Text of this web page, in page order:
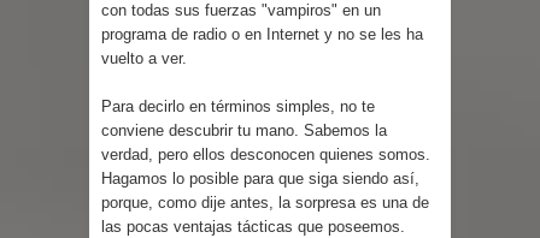
con todas sus fuerzas "vampiros" en un
programa de radio o en Internet y no se les ha
vuelto a ver.
Para decirlo en términos simples, no te
conviene descubrir tu mano. Sabemos la
verdad, pero ellos desconocen quienes somos.
Hagamos lo posible para que siga siendo así,
porque, como dije antes, la sorpresa es una de
las pocas ventajas tácticas que poseemos.